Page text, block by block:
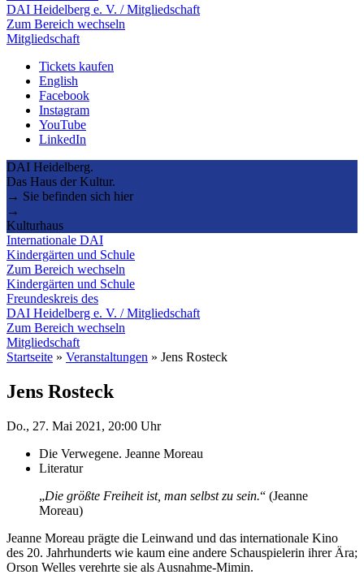
DAI Heidelberg e. V. / Mitgliedschaft
Zum Bereich wechseln
Mitgliedschaft
Tickets kaufen
English
Facebook
Instagram
YouTube
LinkedIn
DAI Heidelberg.
Das Haus der Kultur.
→ Sie befinden sich hier
→
Kulturhaus
Internationale DAI
Kindergärten und Schule
Zum Bereich wechseln
Kindergärten und Schule
Freundeskreis des
DAI Heidelberg e. V. / Mitgliedschaft
Zum Bereich wechseln
Mitgliedschaft
Startseite » Veranstaltungen » Jens Rosteck
Jens Rosteck
Do., 27. Mai 2021, 20:00 Uhr
Die Verwegene. Jeanne Moreau
Literatur
„Die größte Freiheit ist, man selbst zu sein.“ (Jeanne
Moreau)
Jeanne Moreau prägte die Leinwand und das internationale Kino
des 20. Jahrhunderts wie kaum eine andere Schauspielerin ihrer Ära;
Orson Welles verehrte sie als Ausnahme-Mimin.